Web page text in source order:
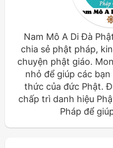
Nam Mô A Di Đà
chia sẻ phật pháp,
chuyện phật giáo.
nhỏ để giúp các
thức của đức Phật.
chấp trì danh hiệu
Pháp để